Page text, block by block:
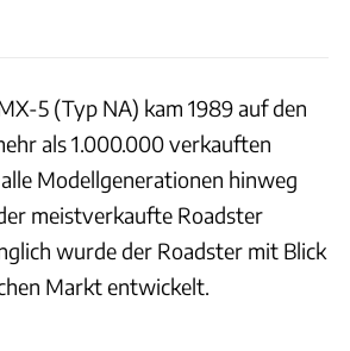
5 (Typ NA) kam 1989 auf den
als 1.000.000 verkauften
Modellgenerationen hinweg
meistverkaufte Roadster
wurde der Roadster mit Blick
Markt entwickelt.